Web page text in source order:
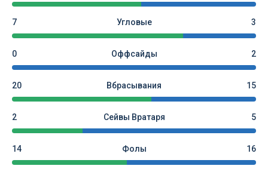
7 Угловые 3
0 Оффсайды 2
20 Вбрасывания 15
2 Сейвы Вратаря 5
14 Фолы 16